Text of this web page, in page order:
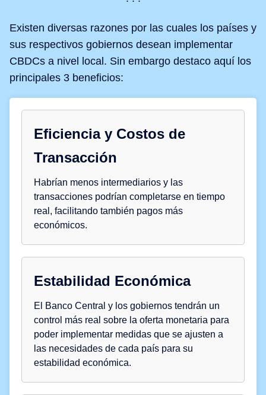
Existen diversas razones por las cuales los países y
sus respectivos gobiernos desean implementar
CBDCs a nivel local. Sin embargo destaco aquí los
principales 3 beneficios:
Eficiencia y Costos de
Transacción
Habrían menos intermediarios y las
transacciones podrían completarse en tiempo
real, facilitando también pagos más
económicos.
Estabilidad Económica
El Banco Central y los gobiernos tendrán un
control más real sobre la oferta monetaria para
poder implementar medidas que se ajusten a
las necesidades de cada país para su
estabilidad económica.